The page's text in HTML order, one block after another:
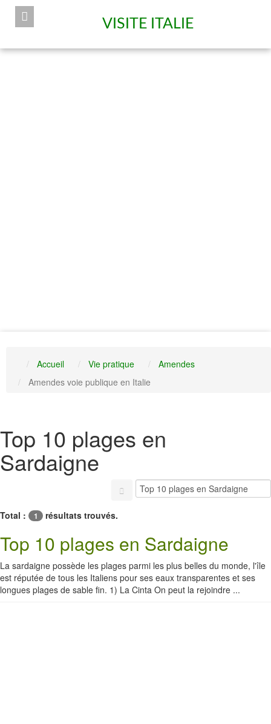
VISITE ITALIE
Accueil Vie pratique
Amendes
Amendes voie publique en Italie
Top 10 plages en
Sardaigne
Total : 1 résultats trouvés.
Top 10 plages en Sardaigne
La sardaigne possède les plages parmi les plus belles du monde, l'île
est réputée de tous les Italiens pour ses eaux transparentes et ses
longues plages de sable fin. 1) La Cinta On peut la rejoindre ...